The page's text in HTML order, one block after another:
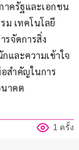
าครัฐและเอกชน
ม เทคโนโลยี
รจัดการสิ่ง
และความเข้าใจ
สำคัญในการ
าคต
1 ครั้ง